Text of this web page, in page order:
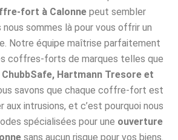
fort à Calonnepeut sembler
nous sommes là pour vous offrir un
Notre équipe maîtrise parfaitement
coffres-forts de marques telles que
Hartmann Tresore et
savons que chaque coffre-fort est
aux intrusions, et c’est pourquoi nous
spécialisées pour une ouverture
sans aucun risque pour vos biens.